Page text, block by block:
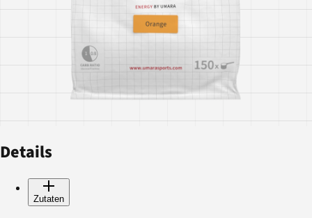
Details
Zutaten